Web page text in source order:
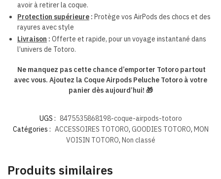
avoir à retirer la coque.
Protection supérieure : Protège vos AirPods des chocs et des
rayures avec style
Livraison : Offerte et rapide, pour un voyage instantané dans
l’univers de Totoro.
Ne manquez pas cette chance d’emporter Totoro partout
avec vous. Ajoutez la Coque Airpods Peluche Totoro à votre
panier dès aujourd’hui! 🎁
UGS : 8475535868198-coque-airpods-totoro
Catégories : ACCESSOIRES TOTORO, GOODIES TOTORO, MON
VOISIN TOTORO, Non classé
Produits similaires